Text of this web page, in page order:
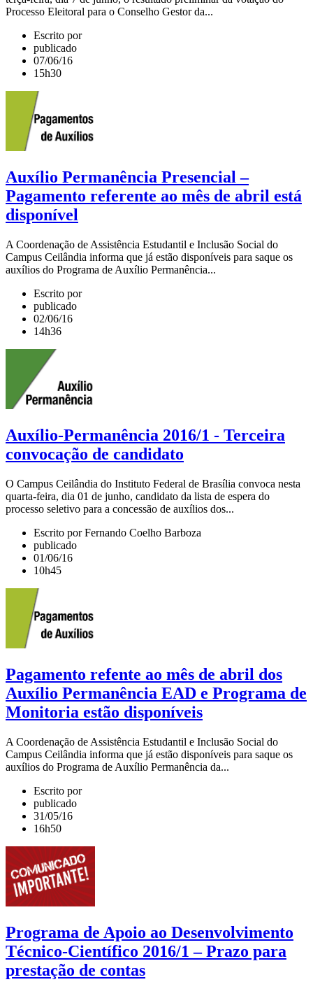
Processo Eleitoral para o Conselho Gestor da...
Escrito por
publicado
07/06/16
15h30
Auxílio Permanência Presencial –
Pagamento referente ao mês de abril está
disponível
A Coordenação de Assistência Estudantil e Inclusão Social do
Campus Ceilândia informa que já estão disponíveis para saque os
auxílios do Programa de Auxílio Permanência...
Escrito por
publicado
02/06/16
14h36
Auxílio-Permanência 2016/1 - Terceira
convocação de candidato
O Campus Ceilândia do Instituto Federal de Brasília convoca nesta
quarta-feira, dia 01 de junho, candidato da lista de espera do
processo seletivo para a concessão de auxílios dos...
Escrito por Fernando Coelho Barboza
publicado
01/06/16
10h45
Pagamento refente ao mês de abril dos
Auxílio Permanência EAD e Programa de
Monitoria estão disponíveis
A Coordenação de Assistência Estudantil e Inclusão Social do
Campus Ceilândia informa que já estão disponíveis para saque os
auxílios do Programa de Auxílio Permanência da...
Escrito por
publicado
31/05/16
16h50
Programa de Apoio ao Desenvolvimento
Técnico-Científico 2016/1 – Prazo para
prestação de contas